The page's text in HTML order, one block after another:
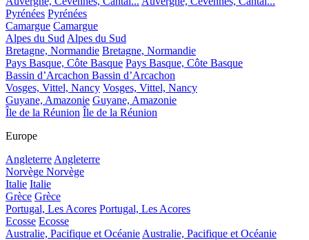
Pyrénées Pyrénées
Camargue Camargue
Alpes du Sud Alpes du Sud
Bretagne, Normandie Bretagne, Normandie
Pays Basque, Côte Basque Pays Basque, Côte Basque
Bassin d’Arcachon Bassin d’Arcachon
Vosges, Vittel, Nancy Vosges, Vittel, Nancy
Guyane, Amazonie Guyane, Amazonie
Île de la Réunion Île de la Réunion
Europe
Angleterre Angleterre
Norvège Norvège
Italie Italie
Grèce Grèce
Portugal, Les Acores Portugal, Les Acores
Ecosse Ecosse
Australie, Pacifique et Océanie Australie, Pacifique et Océanie